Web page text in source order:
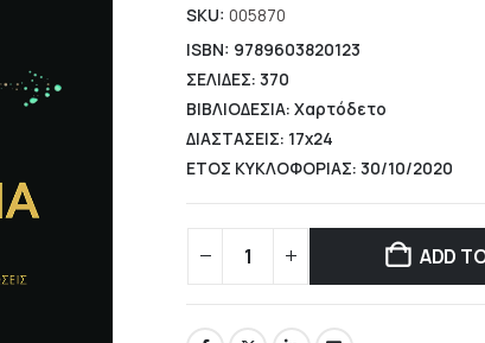
14,84 €.
SKU: 005870
ISBN: 9789603820123
ΣΕΛΙΔΕΣ: 370
ΒΙΒΛΙΟΔΕΣΙΑ: Χαρτόδετο
ΔΙΑΣΤΑΣΕΙΣ: 17x24
ΕΤΟΣ ΚΥΚΛΟΦΟΡΙΑΣ: 30/10/2020
ADD